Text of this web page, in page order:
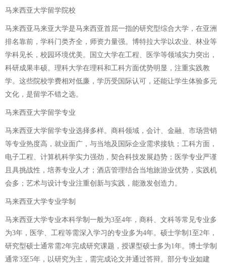
马来西亚大学留学院校
马来西亚马来亚大学是马来西亚首屈一指的研究型综合大学，在亚洲
排名靠前，学科门类齐全，师资力量强。博特拉大学以农业、林业等
学科见长，校园环境优美。国立大学在工程、医学等领域实力突出，
科研成果丰硕。理科大学在理科和工科方面优势明显，注重实践教
学。这些院校学费相对低廉，学历受国际认可，还能让学生体验多元
文化，是留学不错之选。
马来西亚大学留学专业
马来西亚大学留学专业选择多样。商科领域，会计、金融、市场营销
等专业热度高，就业面广，与当地及国际企业需求接轨；工科方面，
电子工程、计算机科学实力强劲，契合科技发展趋势；医学专业严谨
且具挑战性，培养专业人才；酒店管理结合当地旅游业优势，实践机
会多；艺术与设计专业注重创新与实践，能激发创造力。
马来西亚大学专业学制
马来西亚大学专业本科学制一般为3至4年，商科、文科等常见专业多
为3年，医学、工程等需深入学习的专业多为4年。硕士学制1至2年，
研究型硕士通常需2年完成研究课题，授课型硕士多为1年。博士学制
通常3至5年，以研究为主，需完成论文并通过答辩。部分专业如建